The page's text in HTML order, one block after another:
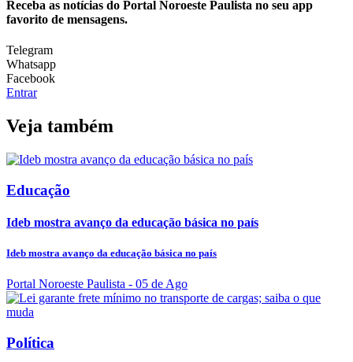
Receba as notícias do Portal Noroeste Paulista no seu app
favorito de mensagens.
Telegram
Whatsapp
Facebook
Entrar
Veja também
Educação
Ideb mostra avanço da educação básica no país
Ideb mostra avanço da educação básica no país
Portal Noroeste Paulista - 05 de Ago
Política